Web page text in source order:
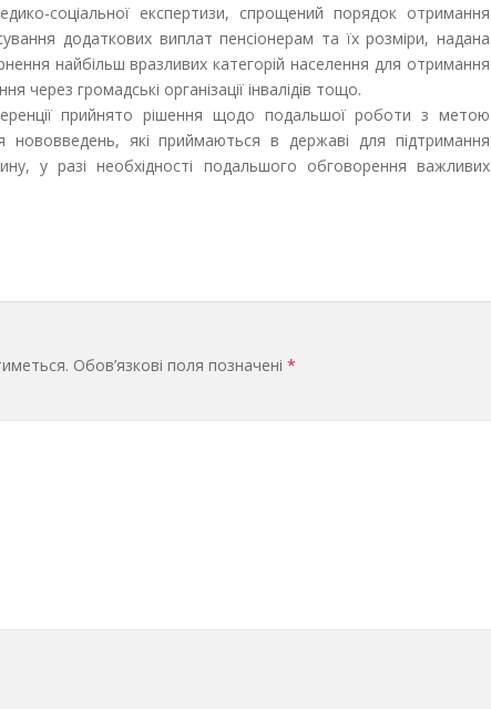
соціальної експертизи, спрощений порядок отримання
додаткових виплат пенсіонерам та їх розміри, надана
найбільш вразливих категорій населення для отримання
через громадські організації інвалідів тощо.
прийнято рішення щодо подальшої роботи з метою
нововведень, які приймаються в державі для підтримання
у разі необхідності подальшого обговорення важливих
Обов’язкові поля позначені *